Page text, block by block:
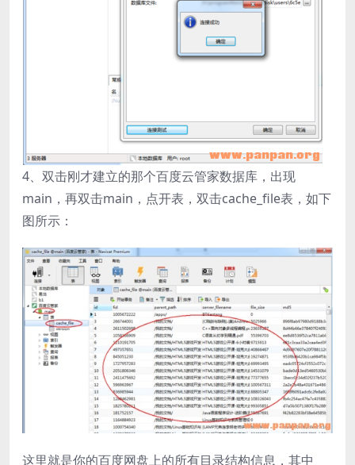
4、双击刚才建立的那个百度云管家数据库，出现
main，再双击main，点开表，双击cache_file表，如下
图所示：
这里就是你的百度网盘上的所有目录结构信息，其中